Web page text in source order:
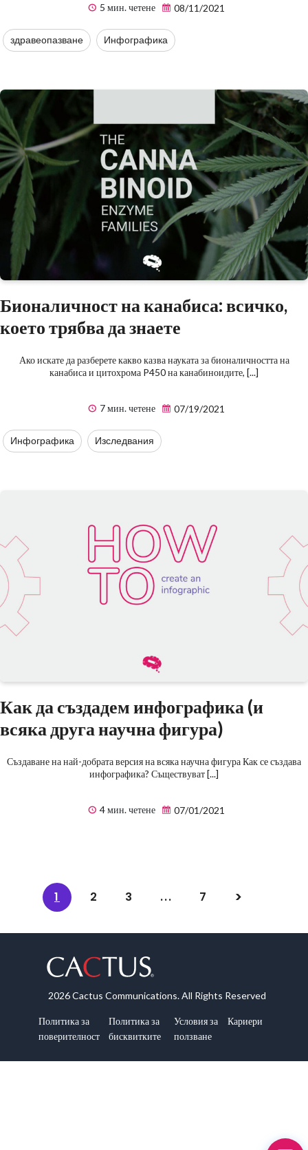
5 мин. четене 08/11/2021
здравеопазване Инфографика
Бионаличност на канабиса: всичко,
което трябва да знаете
Ако искате да разберете какво казва науката за бионаличността на
канабиса и цитохрома P450 на канабиноидите, [...]
7 мин. четене 07/19/2021
Инфографика Изследвания
Как да създадем инфографика (и
всяка друга научна фигура)
Създаване на най-добрата версия на всяка научна фигура Как се създава
инфографика? Съществуват [...]
4 мин. четене 07/01/2021
1 2 3 ... 7
2026 Cactus Communications. All Rights Reserved
Политика за
поверителност
Политика за
бисквитките
Условия за
ползване
Кариери